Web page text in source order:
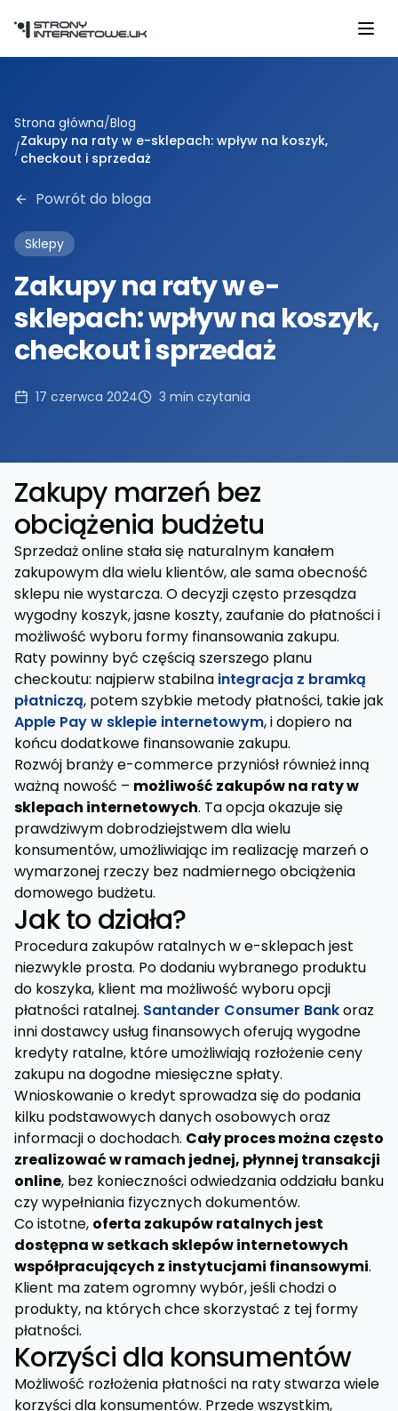
Strona główna/Blog
/Zakupy na raty w e-sklepach: wpływ na koszyk,
checkout i sprzedaż
Powrót do bloga
Sklepy
Zakupy na raty w e-
sklepach: wpływ na koszyk,
checkout i sprzedaż
17 czerwca 2024 3 min czytania
Zakupy marzeń bez
obciążenia budżetu
Sprzedaż online stała się naturalnym kanałem
zakupowym dla wielu klientów, ale sama obecność
sklepu nie wystarcza. O decyzji często przesądza
wygodny koszyk, jasne koszty, zaufanie do płatności i
możliwość wyboru formy finansowania zakupu.
Raty powinny być częścią szerszego planu
checkoutu: najpierw stabilna integracja z bramką
płatniczą, potem szybkie metody płatności, takie jak
Apple Pay w sklepie internetowym, i dopiero na
końcu dodatkowe finansowanie zakupu.
Rozwój branży e-commerce przyniósł również inną
ważną nowość – możliwość zakupów na raty w
sklepach internetowych. Ta opcja okazuje się
prawdziwym dobrodziejstwem dla wielu
konsumentów, umożliwiając im realizację marzeń o
wymarzonej rzeczy bez nadmiernego obciążenia
domowego budżetu.
Jak to działa?
Procedura zakupów ratalnych w e-sklepach jest
niezwykle prosta. Po dodaniu wybranego produktu
do koszyka, klient ma możliwość wyboru opcji
płatności ratalnej. Santander Consumer Bankoraz
inni dostawcy usług finansowych oferują wygodne
kredyty ratalne, które umożliwiają rozłożenie ceny
zakupu na dogodne miesięczne spłaty.
Wnioskowanie o kredyt sprowadza się do podania
kilku podstawowych danych osobowych oraz
informacji o dochodach. Cały proces można często
zrealizować w ramach jednej, płynnej transakcji
online, bez konieczności odwiedzania oddziału banku
czy wypełniania fizycznych dokumentów.
Co istotne, oferta zakupów ratalnych jest
dostępna w setkach sklepów internetowych
współpracujących z instytucjami finansowymi.
Klient ma zatem ogromny wybór, jeśli chodzi o
produkty, na których chce skorzystać z tej formy
płatności.
Korzyści dla konsumentów
Możliwość rozłożenia płatności na raty stwarza wiele
korzyści dla konsumentów. Przede wszystkim,